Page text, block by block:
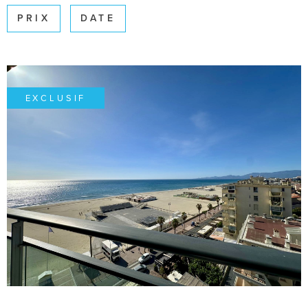
PRIX DATE
EXCLUSIF
VOIR LE BIEN
RECHERCHER